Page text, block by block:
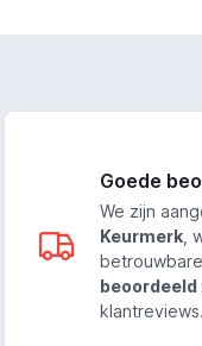
Goede
We zijn
Keurmerk ,
beoordeeld
klantreviews.